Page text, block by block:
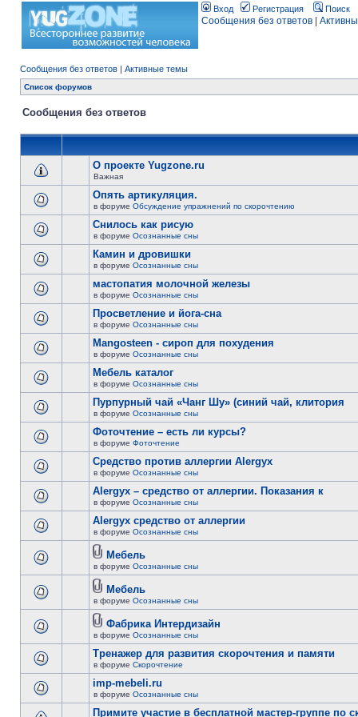
Вход Регистрация Поиск
Сообщения без ответов
Сообщения без ответов | Активные темы
Список форумов
Сообщения без ответов
О проекте Yugzone.ru
Важная
Опять артикуляция.
в форуме Обсуждение упражнений по скорочтению
Снилось как рисую
в форуме Осознанные сны
Камин и дровишки
в форуме Осознанные сны
мастопатия молочной железы
в форуме Осознанные сны
Просветление и йога-сна
в форуме Осознанные сны
Mangosteen - сироп для похудения
в форуме Осознанные сны
Мебель каталог
в форуме Осознанные сны
Пурпурный чай «Чанг Шу» (синий чай, клитория
в форуме Осознанные сны
Фоточтение – есть ли курсы?
в форуме Фоточтение
Cредство против аллергии Alergyx
в форуме Осознанные сны
Alergyx – средство от аллергии. Показания к
в форуме Осознанные сны
Alergyx средство от аллергии
в форуме Осознанные сны
Мебель
в форуме Осознанные сны
Мебель
в форуме Осознанные сны
Фабрика Интердизайн
в форуме Осознанные сны
Тренажер для развития скорочтения и памяти
в форуме Скорочтение
imp-mebeli.ru
в форуме Осознанные сны
Примите участие в бесплатной мастер-группе по